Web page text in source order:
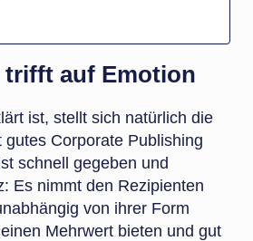
auf Emotion
ist, stellt sich natürlich die
gutes Corporate Publishing
schnell gegeben und
Es nimmt den Rezipienten
von ihrer Form
Mehrwert bieten und gut